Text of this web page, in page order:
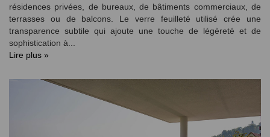
résidences privées, de bureaux, de bâtiments commerciaux, de
terrasses ou de balcons. Le verre feuilleté utilisé crée une
transparence subtile qui ajoute une touche de légèreté et de
sophistication à...
Lire plus »